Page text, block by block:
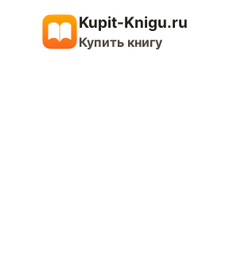
содержимому
Kupit-Knigu.ru
Купить книгу